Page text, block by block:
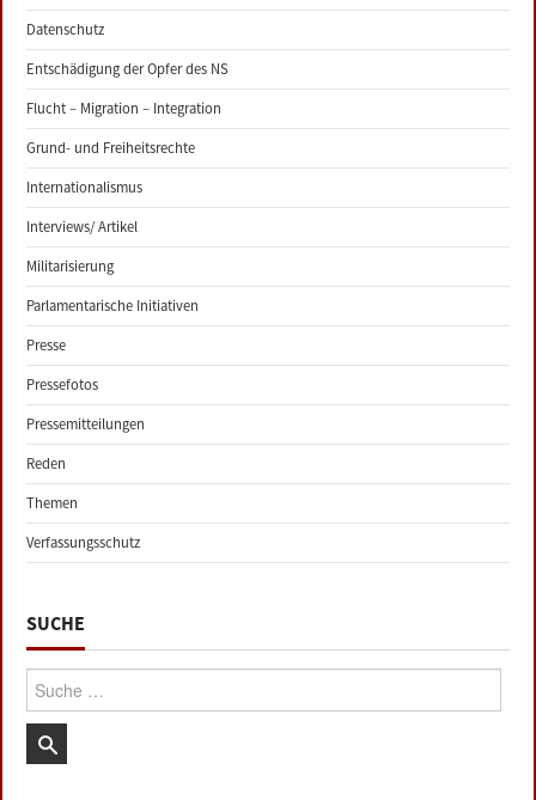
Datenschutz
Entschädigung der Opfer des NS
Flucht – Migration – Integration
Grund- und Freiheitsrechte
Internationalismus
Interviews/ Artikel
Militarisierung
Parlamentarische Initiativen
Presse
Pressefotos
Pressemitteilungen
Reden
Themen
Verfassungsschutz
SUCHE
Suche: